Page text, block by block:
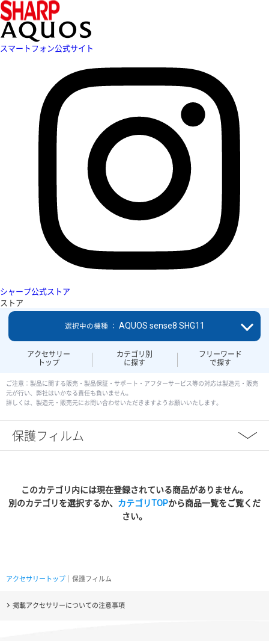
スマートフォン公式サイト
シャープ公式ストア
ストア
アクセサリー
トップ
カテゴリ別
に探す
フリーワード
で探す
選択中の機種 ： AQUOS sense8 SHG11
ご注意：製品に関する販売・製品保証・サポート・アフターサービス等の対応は製造元・販売
元が行い、弊社はいかなる責任も負いません。
詳しくは、製造元・販売元にお問い合わせいただきますようお願いいたします。
保護フィルム
このカテゴリ内には現在登録されている商品がありません。
別のカテゴリを選択するか、 カテゴリTOPから商品一覧をご覧くだ
さい。
アクセサリートップ ｜保護フィルム
掲載アクセサリーについての注意事項